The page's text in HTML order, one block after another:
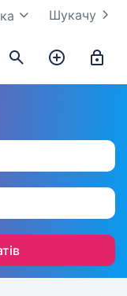
Шукачу